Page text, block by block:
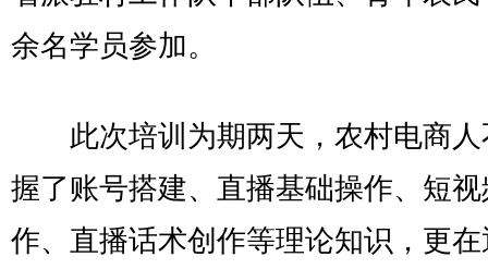
余名学员参加。
此次培训为期两天，农村电商人
握了账号搭建、直播基础操作、短
作、直播话术创作等理论知识，更